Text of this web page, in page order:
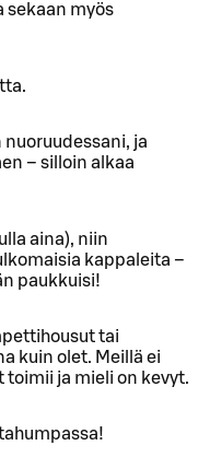
sekaan myös
ja
– silloin alkaa
aina), niin
kappaleita –
paukkuisi!
tai
kuin olet. Meillä ei
toimii ja mieli on kevyt.